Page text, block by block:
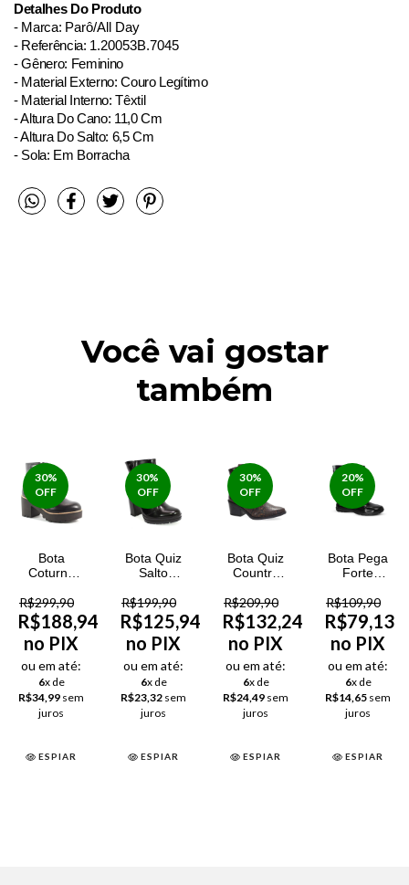
Detalhes Do Produto
- Marca: Parô/All Day
- Referência: 1.20053B.7045
- Gênero: Feminino
- Material Externo: Couro Legítimo
- Material Interno: Têxtil
- Altura Do Cano: 11,0 Cm
- Altura Do Salto: 6,5 Cm
- Sola: Em Borracha
Você vai gostar
também
30%
OFF
Bota
Coturno
Semi
Cromo
Feminina
R$299,90
R$188,94
no PIX
ou em até:
6x de
R$34,99 sem
juros
ESPIAR
30%
OFF
Bota Quiz
Salto
Feminina
R$199,90
R$125,94
no PIX
ou em até:
6x de
R$23,32 sem
juros
ESPIAR
30%
OFF
Bota Quiz
Country
Feminina
R$209,90
R$132,24
no PIX
ou em até:
6x de
R$24,49 sem
juros
ESPIAR
20%
OFF
Bota Pega
Forte
R$109,90
R$79,13
no PIX
ou em até:
6x de
R$14,65 sem
juros
ESPIAR